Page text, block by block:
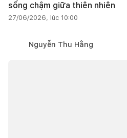
sống chậm giữa thiên nhiên
27/06/2026, lúc 10:00
Nguyễn Thu Hằng